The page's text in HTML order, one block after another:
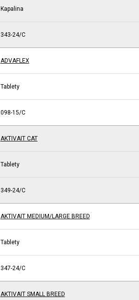
Kapalina
343-24/C
ADVAFLEX
Tablety
098-15/C
AKTIVAIT CAT
Tablety
349-24/C
AKTIVAIT MEDIUM/LARGE BREED
Tablety
347-24/C
AKTIVAIT SMALL BREED